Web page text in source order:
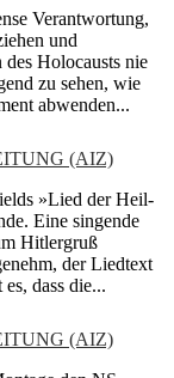
Verant­wortung,
und
des Holocausts nie
zu sehen, wie
abwenden...
(AIZ)
»Lied der Heil-
Eine singende
Hitlergruß
der Liedtext
dass die...
(AIZ)